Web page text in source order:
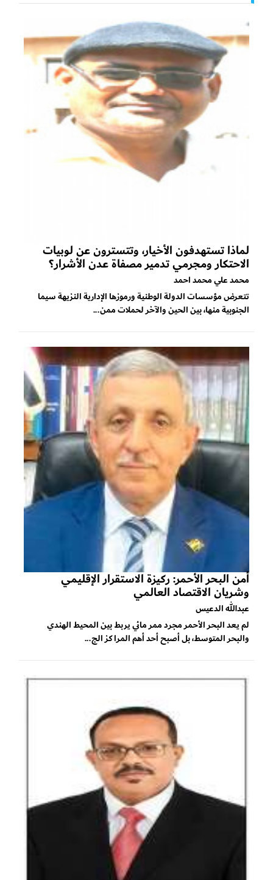
لماذا تستهدفون الأخيار، وتتسترون عن لوبيات
الاحتكار ومجرمي تدمير مصفاة عدن الأشرار؟
محمد علي محمد احمد
تتعرض مؤسسات الدولة الوطنية ورموزها الإدارية النزيهة سيما
الجنوبية منها، بين الحين والآخر لحملات ممن...
أمن البحر الأحمر: ركيزة الاستقرار الإقليمي
وشريان الاقتصاد العالمي
عبدالله الدعيس
لم يعد البحر الأحمر مجرد ممر مائي يربط بين المحيط الهندي
والبحر المتوسط، بل أصبح أحد أهم المراكز الج...